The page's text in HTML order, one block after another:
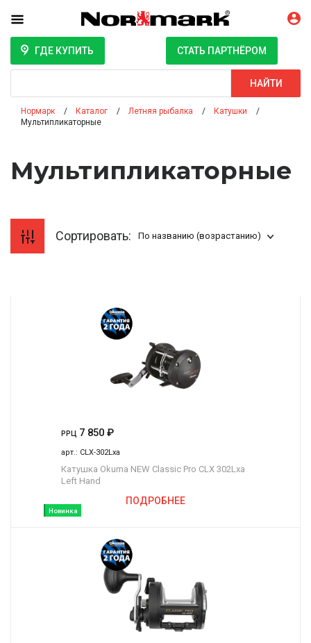
ГДЕ КУПИТЬ СТАТЬ ПАРТНЁРОМ
НАЙТИ
Нормарк Каталог Летняя рыбалка
Катушки
Мультипликаторные
Мультипликаторные
Сортировать: По названию (возрастанию)
Новинка
РРЦ 7 850 ₽
арт.: CLX-302Lxa
Катушка Okuma NEW Classic Pro CLX 302Lxa
Left Hand
ПОДРОБНЕЕ